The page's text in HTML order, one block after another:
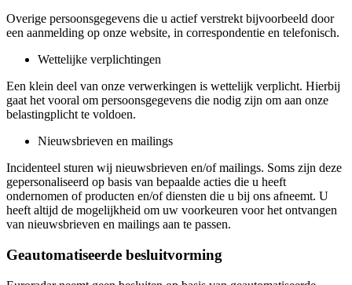
Overige persoonsgegevens die u actief verstrekt bijvoorbeeld door
een aanmelding op onze website, in correspondentie en telefonisch.
Wettelijke verplichtingen
Een klein deel van onze verwerkingen is wettelijk verplicht. Hierbij
gaat het vooral om persoonsgegevens die nodig zijn om aan onze
belastingplicht te voldoen.
Nieuwsbrieven en mailings
Incidenteel sturen wij nieuwsbrieven en/of mailings. Soms zijn deze
gepersonaliseerd op basis van bepaalde acties die u heeft
ondernomen of producten en/of diensten die u bij ons afneemt. U
heeft altijd de mogelijkheid om uw voorkeuren voor het ontvangen
van nieuwsbrieven en mailings aan te passen.
Geautomatiseerde besluitvorming